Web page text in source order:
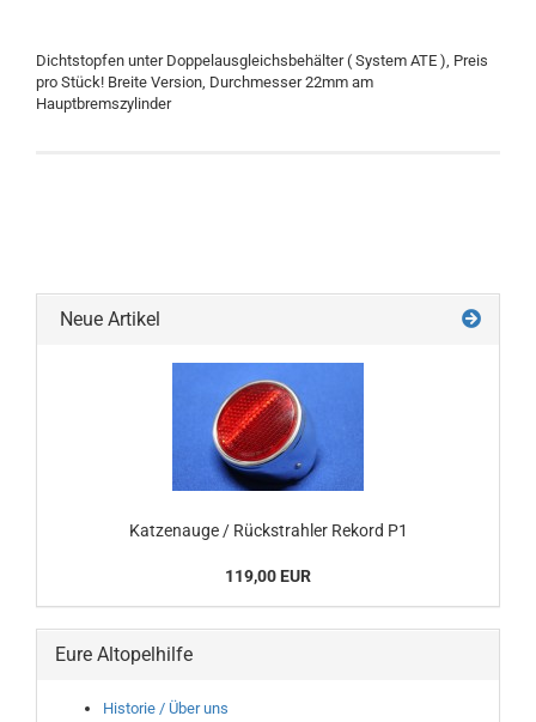
Dichtstopfen unter Doppelausgleichsbehälter ( System ATE ), Preis
pro Stück! Breite Version, Durchmesser 22mm am
Hauptbremszylinder
Neue Artikel
Katzenauge / Rückstrahler Rekord P1
119,00 EUR
Eure Altopelhilfe
Historie / Über uns